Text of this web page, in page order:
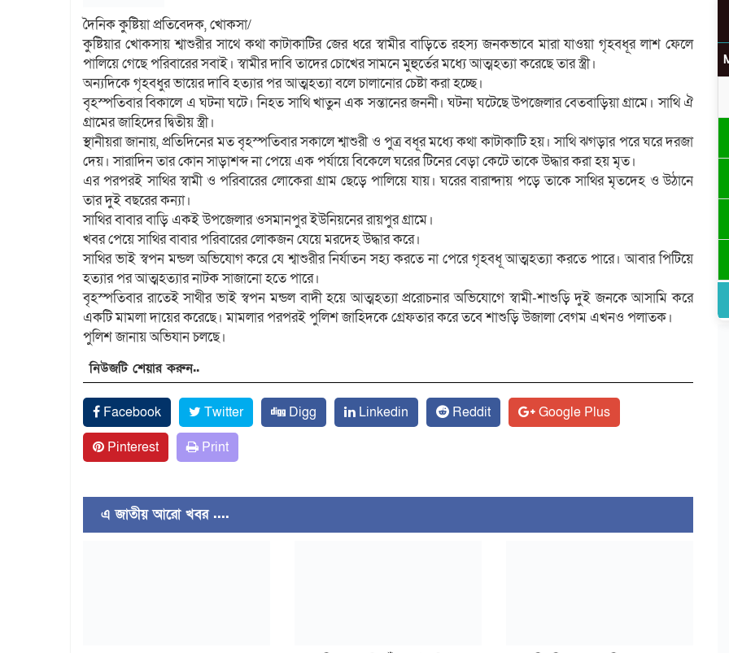
দৈনিক কুষ্টিয়া প্রতিবেদক, খোকসা/
কুষ্টিয়ার খোকসায় শ্বাশুরীর সাথে কথা কাটাকাটির জের ধরে স্বামীর বাড়িতে রহস্য জনকভাবে মারা যাওয়া গৃহবধূর লাশ ফেলে
পালিয়ে গেছে পরিবারের সবাই। স্বামীর দাবি তাদের চোখের সামনে মুহুর্তের মধ্যে আত্মহত্যা করেছে তার স্ত্রী।
অন্যদিকে গৃহবধুর ভায়ের দাবি হত্যার পর আত্মহত্যা বলে চালানোর চেষ্টা করা হচ্ছে।
বৃহস্পতিবার বিকালে এ ঘটনা ঘটে। নিহত সাথি খাতুন এক সন্তানের জননী। ঘটনা ঘটেছে উপজেলার বেতবাড়িয়া গ্রামে। সাথি ঐ
গ্রামের জাহিদের দ্বিতীয় স্ত্রী।
স্থানীয়রা জানায়, প্রতিদিনের মত বৃহস্পতিবার সকালে শ্বাশুরী ও পুত্র বধূর মধ্যে কথা কাটাকাটি হয়। সাথি ঝগড়ার পরে ঘরে দরজা
দেয়। সারাদিন তার কোন সাড়াশব্দ না পেয়ে এক পর্যায়ে বিকেলে ঘরের টিনের বেড়া কেটে তাকে উদ্ধার করা হয় মৃত।
এর পরপরই সাথির স্বামী ও পরিবারের লোকেরা গ্রাম ছেড়ে পালিয়ে যায়। ঘরের বারান্দায় পড়ে তাকে সাথির মৃতদেহ ও উঠানে
তার দুই বছরের কন্যা।
সাথির বাবার বাড়ি একই উপজেলার ওসমানপুর ইউনিয়নের রায়পুর গ্রামে।
খবর পেয়ে সাথির বাবার পরিবারের লোকজন যেয়ে মরদেহ উদ্ধার করে।
সাথির ভাই স্বপন মন্ডল অভিযোগ করে যে শ্বাশুরীর নির্যাতন সহ্য করতে না পেরে গৃহবধূ আত্মহত্যা করতে পারে। আবার পিটিয়ে
হত্যার পর আত্মহত্যার নাটক সাজানো হতে পারে।
বৃহস্পতিবার রাতেই সাথীর ভাই স্বপন মন্ডল বাদী হয়ে আত্মহত্যা প্ররোচনার অভিযোগে স্বামী-শাশুড়ি দুই জনকে আসামি করে
একটি মামলা দায়ের করেছে। মামলার পরপরই পুলিশ জাহিদকে গ্রেফতার করে তবে শাশুড়ি উজালা বেগম এখনও পলাতক।
পুলিশ জানায় অভিযান চলছে।
নিউজটি শেয়ার করুন..
Facebook Twitter Digg Linkedin Reddit
Google Plus
Pinterest
Print
এ জাতীয় আরো খবর ....